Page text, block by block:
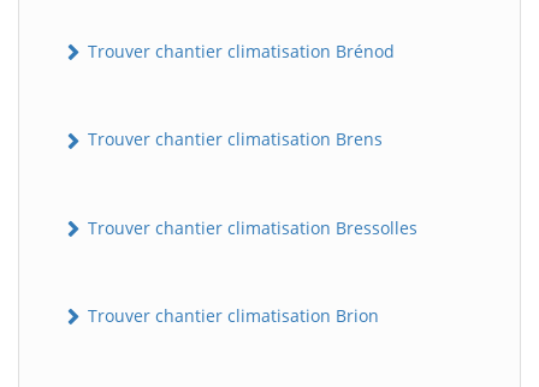
Trouver chantier climatisation Brénod
Trouver chantier climatisation Brens
Trouver chantier climatisation Bressolles
Trouver chantier climatisation Brion